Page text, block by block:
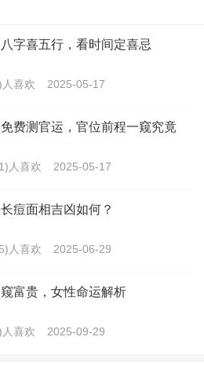
杂刺绣的款式，能够满足处
也展现出她们的品味。
-10月23日）
、平衡，注重和谐。一款简约
质，同时也营造出婚礼的浪
-11月22日）
字喜五行，看时间定喜忌
喜欢 2025-05-17
费测官运，官位前程一窥究竟
人喜欢 2025-05-17
痘面相吉凶如何？
人喜欢 2025-06-29
富贵，女性命运解析
喜欢 2025-09-29